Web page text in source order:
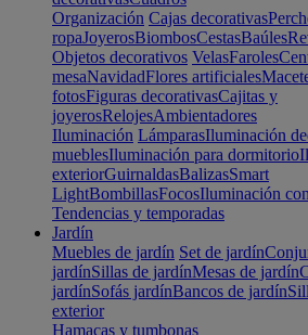
Organización Cajas decorativas
ropaJoyerosBiombosCestasBaúles
Objetos decorativos VelasFaroles
mesaNavidadFlores artificiales
fotosFiguras decorativasCajitas y
joyerosRelojesAmbientadores
Iluminación LámparasIluminación
mueblesIluminación para dormitorio
exteriorGuirnaldasBalizasSmart
LightBombillasFocosIluminación
Tendencias y temporadas
Jardín
Muebles de jardín Set de jardín
jardínSillas de jardínMesas de jardín
jardínSofás jardínBancos de jardín
exterior
Hamacas y tumbonas